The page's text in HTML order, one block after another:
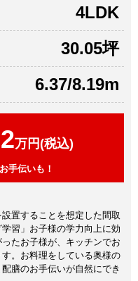
4LDK
30.05坪
6.37/8.19m
万円(税込)
手伝いも！
置することを想定した間取
習」お子様の学力向上に効
たお子様が、キッチンでお
。お料理をしている奥様の
膳のお手伝いが自然にでき